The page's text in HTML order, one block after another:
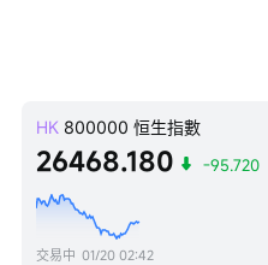
HK 800000 恒生指數
26468.180 -95.720
交易中 01/20 02:42